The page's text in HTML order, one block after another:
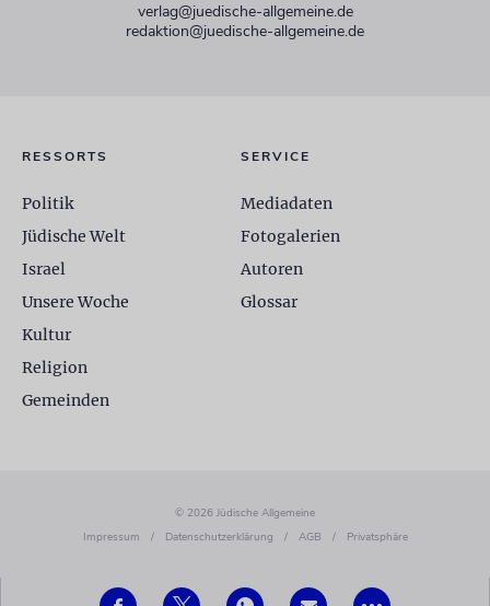
verlag@juedische-allgemeine.de
redaktion@juedische-allgemeine.de
RESSORTS
Politik
Jüdische Welt
Israel
Unsere Woche
Kultur
Religion
Gemeinden
SERVICE
Mediadaten
Fotogalerien
Autoren
Glossar
© 2026 Jüdische Allgemeine
Impressum
/ Datenschutzerklärung / AGB / Privatsphäre